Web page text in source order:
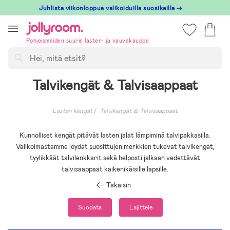
till
innehållet
Juhlista viikonloppua valikoiduilla suosikeilla →
Pohjoismaiden suurin lasten- ja vauvakauppa
Talvikengät & Talvisaappaat
Lasten kengät Talvikengät & Talvisaappaat
Kunnolliset kengät pitävät lasten jalat lämpiminä talvipakkasilla.
Valikoimastamme löydät suosittujen merkkien tukevat talvikengät,
tyylikkäät talvilenkkarit sekä helposti jalkaan vedettävät
talvisaappaat kaikenikäisille lapsille.
Takaisin
Suodata Lajittele